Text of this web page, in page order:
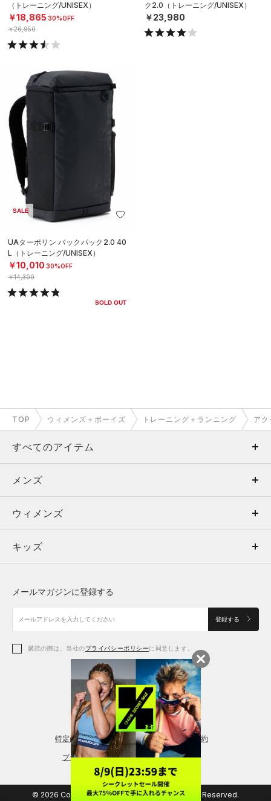
（トレーニング/UNISEX）
￥18,865 30%OFF
￥26,950
ク2.0（トレーニング/UNISEX）
￥23,980
SALE
UAターポリン バックパック2.0 40
L（トレーニング/UNISEX）
￥10,010 30%OFF
￥14,300
SOLD OUT
TOP ウィメンズ＋ボーイズ トレーニング＋ランニング ア
すべてのアイテム
メンズ
ウィメンズ
キッズ
アクセサリー
メンズ
トップス
ボトムス
アクセサリー
ウィメンズ
トップス
シューズ
アクセサリー
レギンス＆タイツ
キッズ
シューズ
メールマガジンに登録する
登録する
購読の際は、当社のプライバシーポリシーに同意します。
特定商取引法に基づく通販の表記 会員規約
プライバシーポリシー
© 2026 Copyright DOME Corporation. All Rights Reserved.